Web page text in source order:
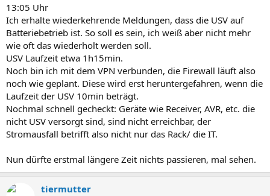
13:05 Uhr
Ich erhalte wiederkehrende Meldungen, dass die USV auf
Batteriebetrieb ist. So soll es sein, ich weiß aber nicht mehr
wie oft das wiederholt werden soll.
USV Laufzeit etwa 1h15min.
Noch bin ich mit dem VPN verbunden, die Firewall läuft also
noch wie geplant. Diese wird erst heruntergefahren, wenn die
Laufzeit der USV 10min beträgt.
Nochmal schnell gecheckt: Geräte wie Receiver, AVR, etc. die
nicht USV versorgt sind, sind nicht erreichbar, der
Stromausfall betrifft also nicht nur das Rack/ die IT.
Nun dürfte erstmal längere Zeit nichts passieren, mal sehen.
tiermutter